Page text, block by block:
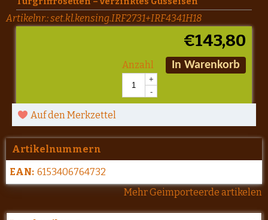
Artikelnr.:set.kl.kensing.IRF2731+IRF4341H18
€143,80
Anzahl
+
-
In Warenkorb
Auf den Merkzettel
Artikelnummern
EAN: 6153406764732
Mehr Geimporteerde artikelen